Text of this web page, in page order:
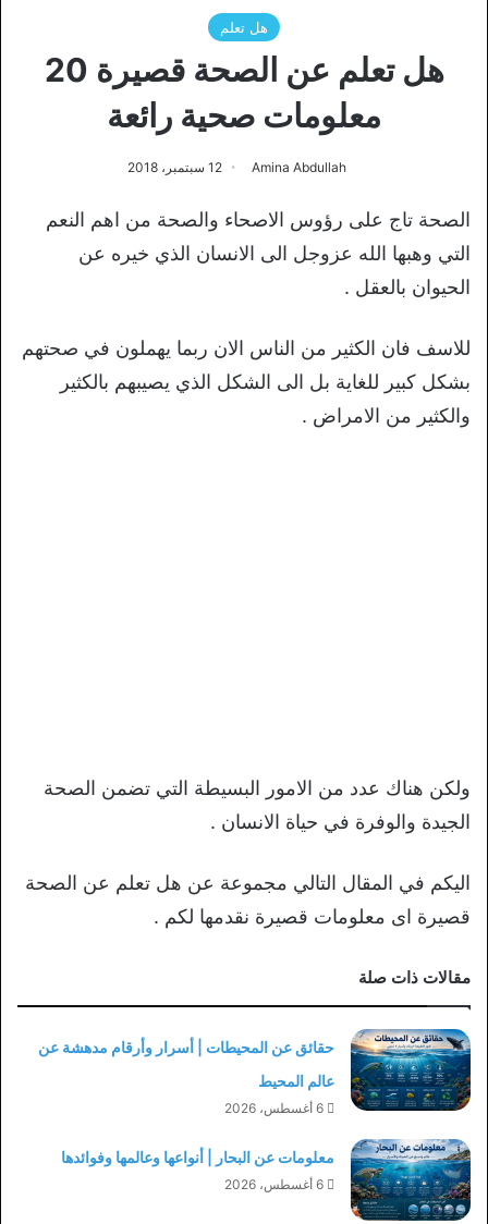
هل تعلم
هل تعلم عن الصحة قصيرة 20
معلومات صحية رائعة
Amina Abdullah 12 سبتمبر، 2018
الصحة تاج على رؤوس الاصحاء والصحة من اهم النعم
التي وهبها الله عزوجل الى الانسان الذي خيره عن
الحيوان بالعقل .
للاسف فان الكثير من الناس الان ربما يهملون في صحتهم
بشكل كبير للغاية بل الى الشكل الذي يصيبهم بالكثير
والكثير من الامراض .
ولكن هناك عدد من الامور البسيطة التي تضمن الصحة
الجيدة والوفرة في حياة الانسان .
اليكم في المقال التالي مجموعة عن هل تعلم عن الصحة
قصيرة اى معلومات قصيرة نقدمها لكم .
مقالات ذات صلة
حقائق عن المحيطات | أسرار وأرقام مدهشة عن
عالم المحيط
6 أغسطس، 2026
معلومات عن البحار | أنواعها وعالمها وفوائدها
6 أغسطس، 2026